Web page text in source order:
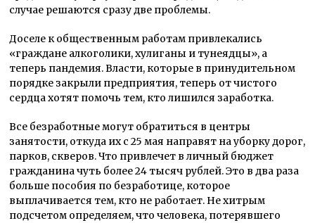
случае решаются сразу две проблемы.
Доселе к общественным работам привлекались
«граждане алкоголики, хулиганы и тунеядцы», а
теперь пандемия. Власти, которые в принудительном
порядке закрыли предприятия, теперь от чистого
сердца хотят помочь тем, кто лишился заработка.
Все безработные могут обратиться в центры
занятости, откуда их с 25 мая направят на уборку дорог,
парков, скверов. Что привлечет в личный бюджет
гражданина чуть более 24 тысяч рублей. Это в два раза
больше пособия по безработице, которое
выплачивается тем, кто не работает. Не хитрым
подсчетом определяем, что человека, потерявшего